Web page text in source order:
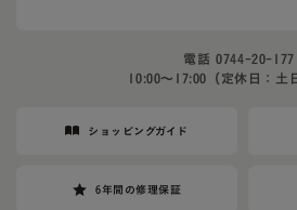
電話0744-20-1771
10:00〜17:00（定休日：土
ショッピングガイド
6年間の修理保証